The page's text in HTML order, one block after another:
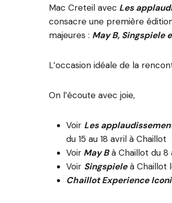
Mac Creteil avec Les
consacre une première
majeures : May B, Singspiele
L’occasion idéale de la
On l’écoute avec joie,
Voir Les
du 15 au 18 avril à Chaillot
Voir May Bà Chaillot du 8
Voir Singspieleà Chaillot
Chaillot Experience